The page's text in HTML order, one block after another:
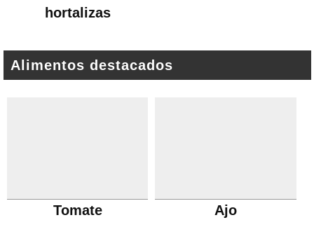
hortalizas
Alimentos destacados
Tomate Ajo